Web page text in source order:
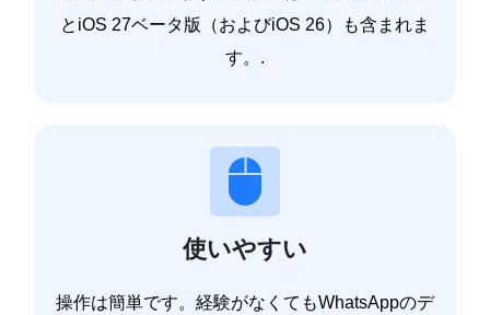
とiOS 27ベータ版（およびiOS 26）も含まれま
す。.
使いやすい
操作は簡単です。経験がなくてもWhatsAppのデ